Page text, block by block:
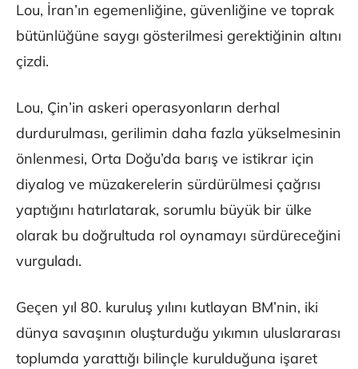
Lou, İran’ın egemenliğine, güvenliğine ve toprak
bütünlüğüne saygı gösterilmesi gerektiğinin altını
çizdi.
Lou, Çin’in askeri operasyonların derhal
durdurulması, gerilimin daha fazla yükselmesinin
önlenmesi, Orta Doğu’da barış ve istikrar için
diyalog ve müzakerelerin sürdürülmesi çağrısı
yaptığını hatırlatarak, sorumlu büyük bir ülke
olarak bu doğrultuda rol oynamayı sürdüreceğini
vurguladı.
Geçen yıl 80. kuruluş yılını kutlayan BM’nin, iki
dünya savaşının oluşturduğu yıkımın uluslararası
toplumda yarattığı bilinçle kurulduğuna işaret